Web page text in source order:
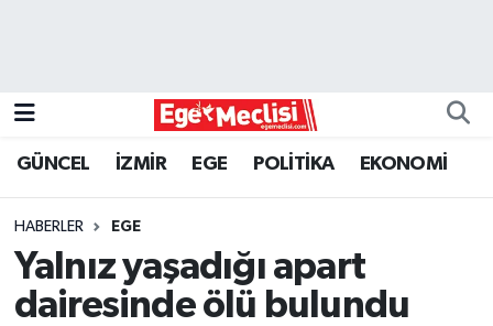
GÜNCEL İZMİR EGE POLİTİKA EKONOMİ
HABERLER EGE
Yalnız yaşadığı apart
dairesinde ölü bulundu
GÜNCEL
İZMİR
ÖZEL HABER